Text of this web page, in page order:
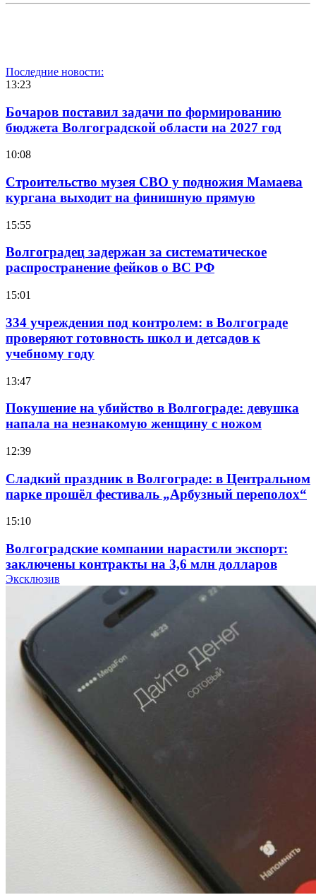
Последние новости:
13:23
Бочаров поставил задачи по формированию
бюджета Волгоградской области на 2027 год
10:08
Строительство музея СВО у подножия Мамаева
кургана выходит на финишную прямую
15:55
Волгоградец задержан за систематическое
распространение фейков о ВС РФ
15:01
334 учреждения под контролем: в Волгограде
проверяют готовность школ и детсадов к
учебному году
13:47
Покушение на убийство в Волгограде: девушка
напала на незнакомую женщину с ножом
12:39
Сладкий праздник в Волгограде: в Центральном
парке прошёл фестиваль „Арбузный переполох“
15:10
Волгоградские компании нарастили экспорт:
заключены контракты на 3,6 млн долларов
Атака БПЛА в Волгоградской области: есть
пострадавшие и повреждения инфраструктуры
12:01
Волгоградские вузы в топе зарплатного
рейтинга: ВолгГТУ и ВолгГМУ вошли в топ‑15
для химической отрасли и фармацевтики
В Красноармейском районе Волгограда стартует
конкурс на ремонт моста через Волго‑Донской
судоходный канал
Эксклюзив